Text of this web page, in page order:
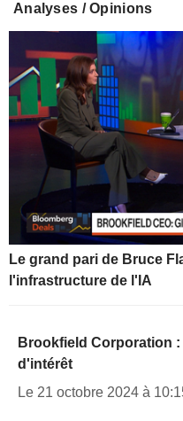
Analyses / Opinions
Le grand pari de Bruce
l'infrastructure de l'IA
Brookfield Corporation :
d'intérêt
Le 21 octobre 2024 à